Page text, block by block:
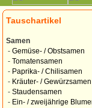
Tauschartikel
Samen
- Gemüse- / Obstsamen
- Tomatensamen
- Paprika- / Chilisamen
- Kräuter- / Gewürzsamen
- Staudensamen
- Ein- / zweijährige